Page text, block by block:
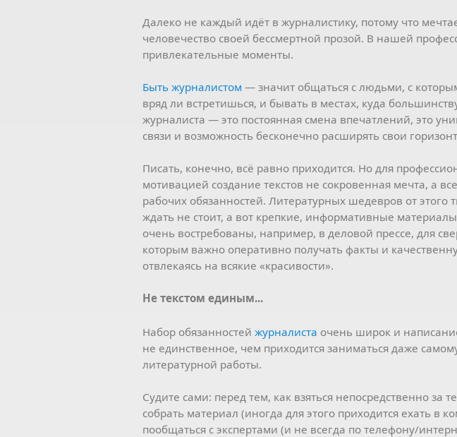
Далеко не каждый идёт в журналистику, потому что
человечество своей бессмертной прозой. В нашей
привлекательные моменты.
Быть журналистом — значит общаться с людьми, с
вряд ли встретишься, и бывать в местах, куда
журналиста — это постоянная смена впечатлений, это
связи и возможность бесконечно расширять свои
Писать, конечно, всё равно приходится. Но для
мотивацией создание текстов не сокровенная мечта, а
рабочих обязанностей. Литературных шедевров от этого
ждать не стоит, а вот крепкие, информативные
очень востребованы, например, в деловой прессе, для
которым важно оперативно получать факты и
отвлекаясь на всякие «красивости».
Не текстом единым...
Набор обязанностей журналиста очень широк и
не единственное, чем приходится заниматься даже
литературной работы.
Судите сами: перед тем, как взяться непосредственно за
собрать материал (иногда для этого приходится ехать в
пообщаться с экспертами (и не всегда по телефону/